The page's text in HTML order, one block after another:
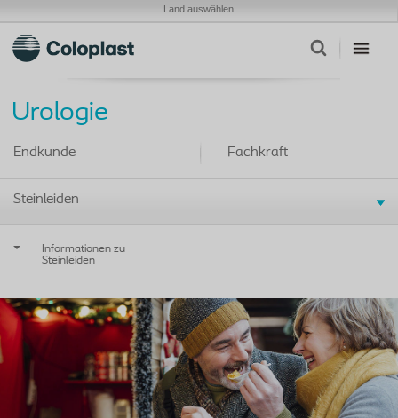
Land auswählen
Urologie
Endkunde
Steinleiden
Informationen zu
Steinleiden
Fachkraft